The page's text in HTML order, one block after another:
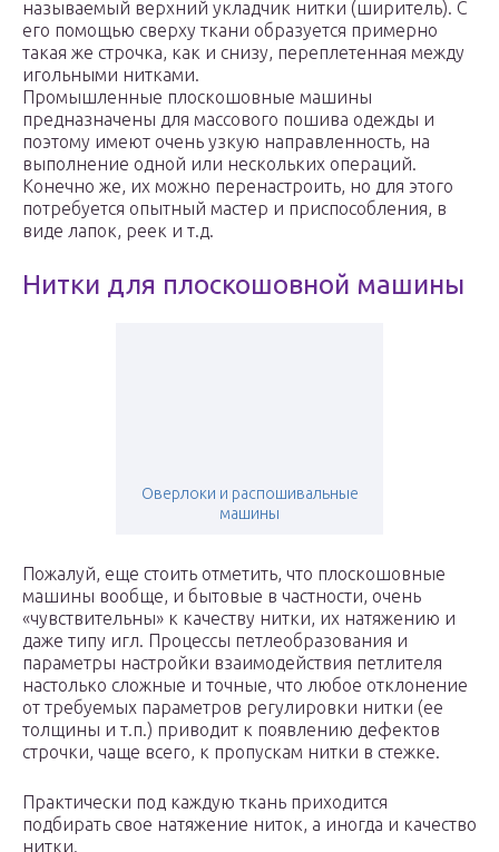
называемый верхний укладчик нитки (ширитель). С
его помощью сверху ткани образуется примерно
такая же строчка, как и снизу, переплетенная между
игольными нитками.
Промышленные плоскошовные машины
предназначены для массового пошива одежды и
поэтому имеют очень узкую направленность, на
выполнение одной или нескольких операций.
Конечно же, их можно перенастроить, но для этого
потребуется опытный мастер и приспособления, в
виде лапок, реек и т.д.
Нитки для плоскошовной машины
Оверлоки и распошивальные
машины
Пожалуй, еще стоить отметить, что плоскошовные
машины вообще, и бытовые в частности, очень
«чувствительны» к качеству нитки, их натяжению и
даже типу игл. Процессы петлеобразования и
параметры настройки взаимодействия петлителя
настолько сложные и точные, что любое отклонение
от требуемых параметров регулировки нитки (ее
толщины и т.п.) приводит к появлению дефектов
строчки, чаще всего, к пропускам нитки в стежке.
Практически под каждую ткань приходится
подбирать свое натяжение ниток, а иногда и качество
нитки.